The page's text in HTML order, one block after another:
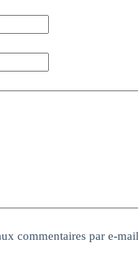
commentaires par e-